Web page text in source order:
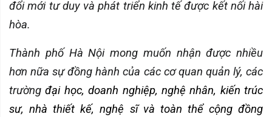
đổi mới tư duy và phát triển kinh tế được kết nối hài
hòa.
Thành phố Hà Nội mong muốn nhận được nhiều
hơn nữa sự đồng hành của các cơ quan quản lý, các
trường đại học, doanh nghiệp, nghệ nhân, kiến trúc
sư, nhà thiết kế, nghệ sĩ và toàn thể cộng đồng